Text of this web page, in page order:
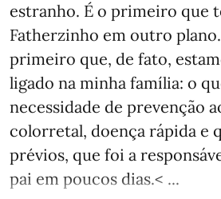
estranho. É o primeiro que
Fatherzinho em outro
primeiro que, de fato,
ligado na minha família: o
necessidade de prevenção
colorretal, doença rápida e
prévios, que foi a
pai em poucos dias.< ...